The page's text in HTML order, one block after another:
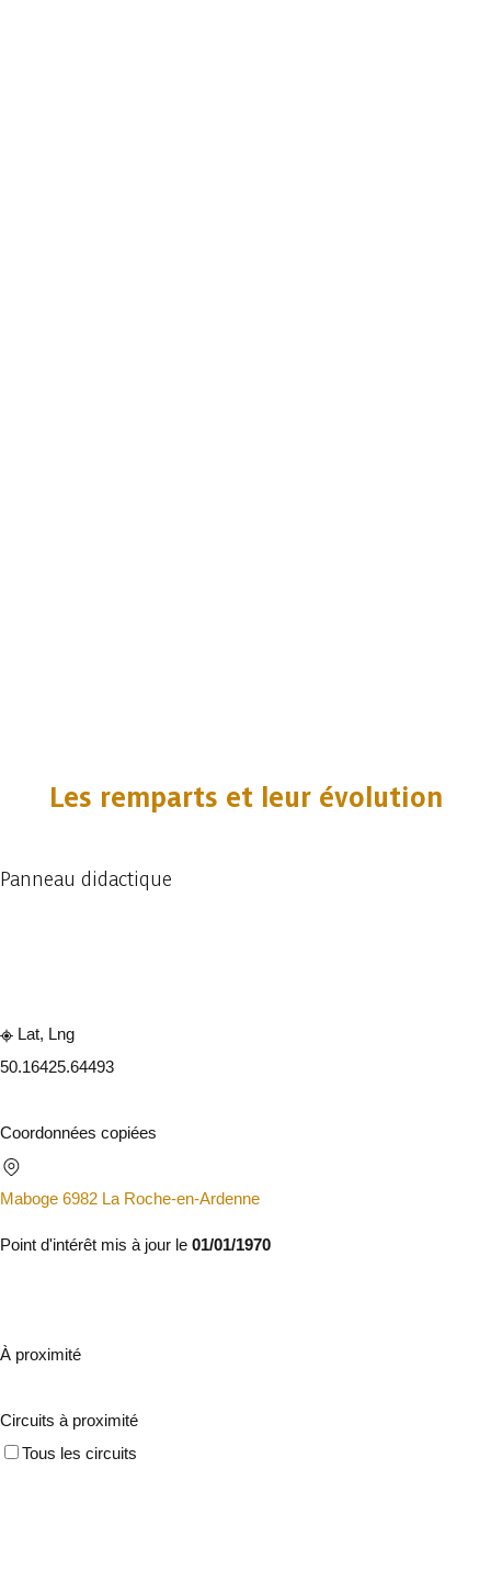
Les remparts et leur évolution
Panneau didactique
Lat, Lng
50.16425.64493
Coordonnées copiées
Maboge 6982 La Roche-en-Ardenne
Point d'intérêt mis à jour le 01/01/1970
À proximité
Circuits à proximité
Tous les circuits